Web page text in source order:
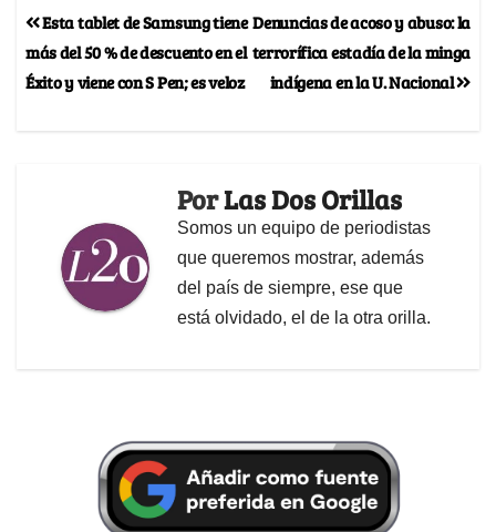
Denuncias de acoso y abuso: la
terrorífica estadía de la minga
indígena en la U. Nacional
Esta tablet de Samsung tiene
más del 50 % de descuento en el
Éxito y viene con S Pen; es veloz
PorLas Dos Orillas
Somos un equipo de periodistas
que queremos mostrar, además
del país de siempre, ese que
está olvidado, el de la otra orilla.